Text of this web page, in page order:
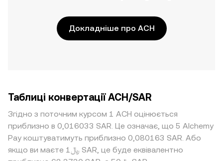
Докладніше про ACH
Таблиці конвертації ACH/SAR
Згідно з поточним курсом 1 ACH оцінюється
приблизно в 0,016033 SAR. Це означає, що 5 Alchemy
Pay коштуватимуть приблизно 0,080163 SAR. Або
якщо ви маєте ﷼1 SAR, це буде еквівалентно